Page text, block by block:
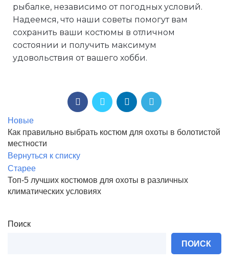
рыбалке, независимо от погодных условий.
Надеемся, что наши советы помогут вам
сохранить ваши костюмы в отличном
состоянии и получить максимум
удовольствия от вашего хобби.
Новые
Как правильно выбрать костюм для охоты в болотистой
местности
Вернуться к списку
Старее
Топ-5 лучших костюмов для охоты в различных
климатических условиях
Поиск
ПОИСК